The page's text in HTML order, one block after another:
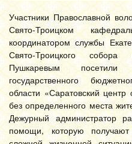
Участники Православной
Свято-Троицком
координатором службы
Свято-Троицкого собора
Пушкаревым посетили
государственного
области «Саратовский
без определенного места
Дежурный администратор
помощи, которую